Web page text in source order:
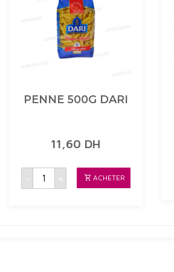
PENNE 500G DARI
11,60 DH
-
quantité
PENNE
+ ACHETER